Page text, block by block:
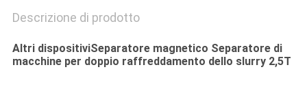
Descrizione di prodotto
Altri dispositiviSeparatore magnetico Separatore di
macchine per doppio raffreddamento dello slurry 2,5T